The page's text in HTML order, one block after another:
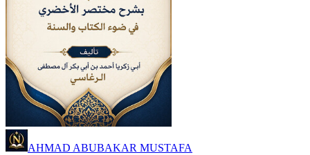
AHMAD ABUBAKAR MUSTAFA